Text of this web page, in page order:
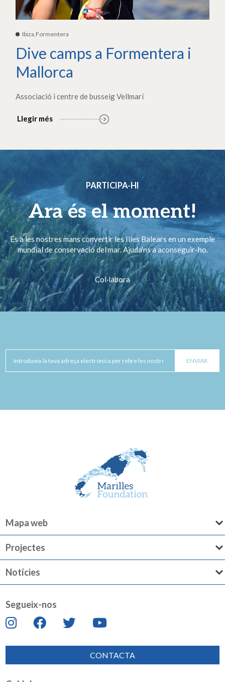
Ibiza,Formentera
Dive camps a Formentera i
Mallorca
Associació i centre de busseig Vellmarí
Llegir més
PARTICIPA-HI
Ara és el moment!
És a les nostres mans convertir les Illes Balears en un exemple
mundial de conservació del mar. Ajuda’ns a aconseguir-ho.
Col·labora
Mapa web
Projectes
Notícies
Segueix-nos
CONTACTA